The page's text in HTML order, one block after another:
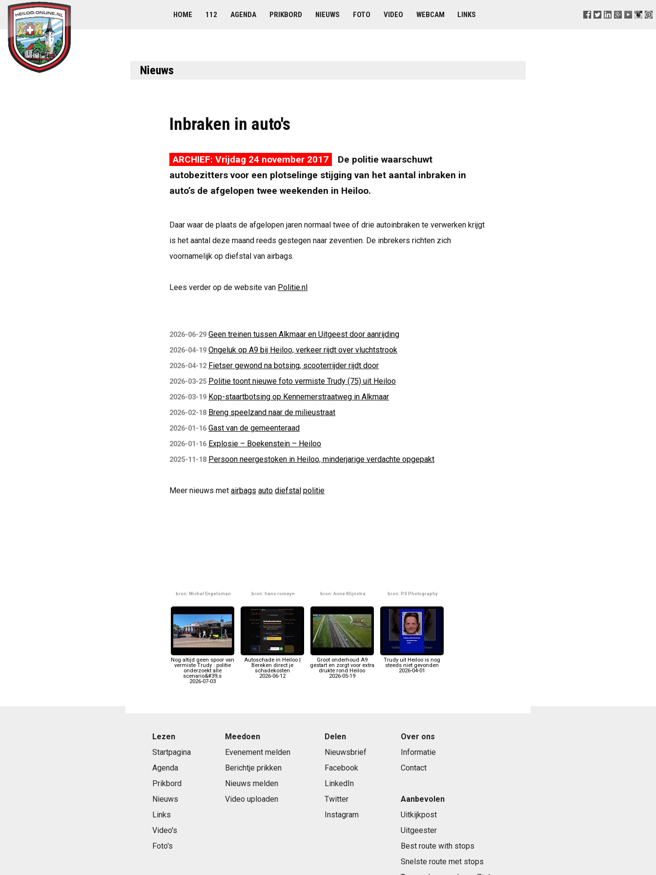
HOME 112 AGENDA PRIKBORD NIEUWS FOTO VIDEO WEBCAM LINKS
Nieuws
Inbraken in auto's
ARCHIEF: Vrijdag 24 november 2017
De politie waarschuwt
autobezitters voor een plotselinge stijging van het aantal inbraken in
auto’s de afgelopen twee weekenden in Heiloo.
Daar waar de plaats de afgelopen jaren normaal twee of drie autoinbraken te verwerken krijgt
is het aantal deze maand reeds gestegen naar zeventien. De inbrekers richten zich
voornamelijk op diefstal van airbags.
Lees verder op de website van Politie.nl
2026-06-29 Geen treinen tussen Alkmaar en Uitgeest door aanrijding
2026-04-19 Ongeluk op A9 bij Heiloo, verkeer rijdt over vluchtstrook
2026-04-12 Fietser gewond na botsing, scooterrijder rijdt door
2026-03-25 Politie toont nieuwe foto vermiste Trudy (75) uit Heiloo
2026-03-19 Kop-staartbotsing op Kennemerstraatweg in Alkmaar
2026-02-18 Breng speelzand naar de milieustraat
2026-01-16 Gast van de gemeenteraad
2026-01-16 Explosie – Boekenstein – Heiloo
2025-11-18 Persoon neergestoken in Heiloo, minderjarige verdachte opgepakt
Meer nieuws met airbags auto diefstal politie
bron: Michel Engelsman bron: hans romeyn bron: Anne Klijnstra bron: PS Photography
Nog altijd geen spoor van
vermiste Trudy : politie
onderzoekt alle
scenario&#39;s
2026-07-03
Autoschade in Heiloo |
Bereken direct je
schadekosten
2026-06-12
Groot onderhoud A9
gestart en zorgt voor extra
drukte rond Heiloo
2026-05-19
Trudy uit Heiloo is nog
steeds niet gevonden
2026-04-01
Lezen
Startpagina
Agenda
Prikbord
Nieuws
Links
Video's
Foto's
Meedoen
Evenement melden
Berichtje prikken
Nieuws melden
Video uploaden
Delen
Nieuwsbrief
Facebook
LinkedIn
Twitter
Instagram
Over ons
Informatie
Contact
Aanbevolen
Uitkijkpost
Uitgeester
Best route with stops
Snelste route met stops